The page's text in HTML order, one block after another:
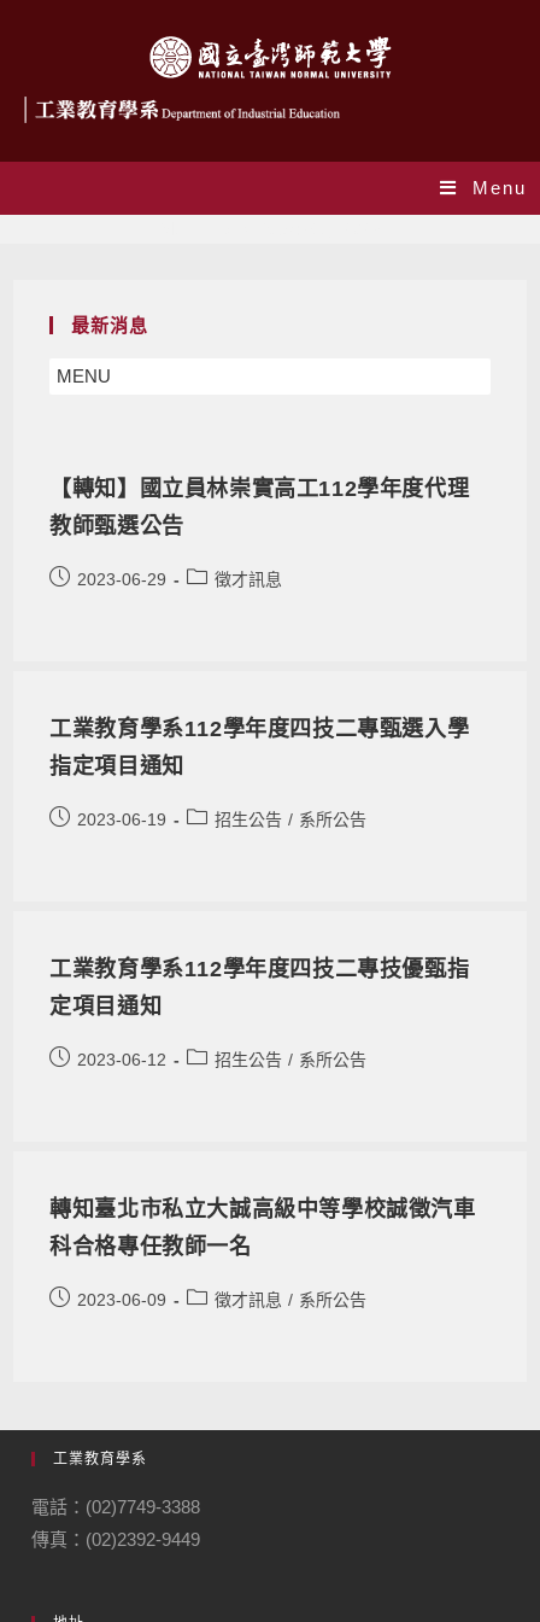
Menu
最新消息
MENU
【轉知】國立員林崇實高工112學年度代理
教師甄選公告
2023-06-29 徵才訊息
工業教育學系112學年度四技二專甄選入學
指定項目通知
2023-06-19 招生公告 / 系所公告
工業教育學系112學年度四技二專技優甄指
定項目通知
2023-06-12 招生公告 / 系所公告
轉知臺北市私立大誠高級中等學校誠徵汽車
科合格專任教師一名
2023-06-09 徵才訊息 / 系所公告
工業教育學系
電話：(02)7749-3388
傳真：(02)2392-9449